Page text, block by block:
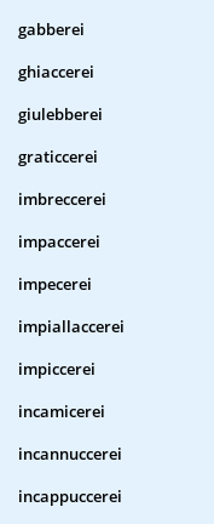
gabberei
ghiaccerei
giulebberei
graticcerei
imbreccerei
impaccerei
impecerei
impiallaccerei
impiccerei
incamicerei
incannuccerei
incappuccerei